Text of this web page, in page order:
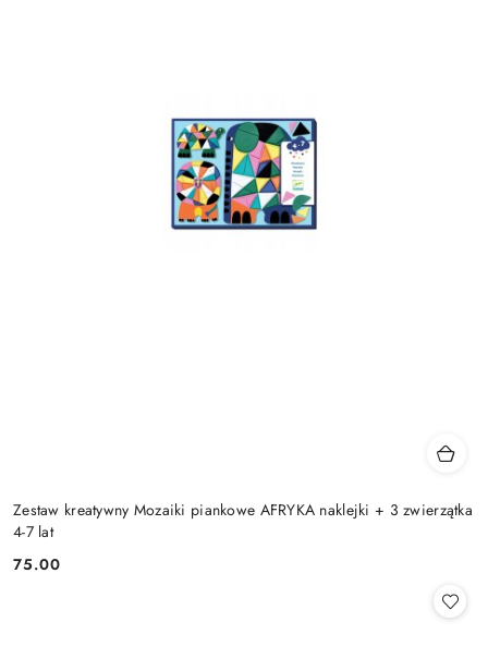
Zestaw kreatywny Mozaiki piankowe AFRYKA naklejki + 3 zwierzątka
4-7 lat
Cena:
75.00